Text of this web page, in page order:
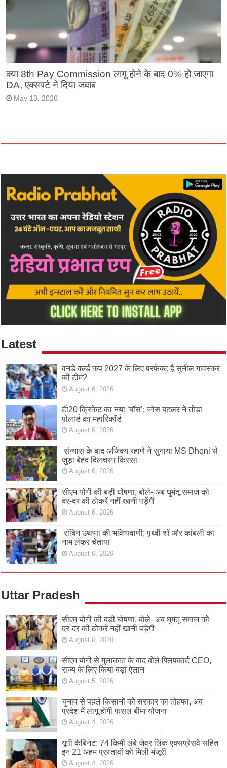
क्या 8th Pay Commission लागू होने के बाद 0% हो जाएगा
DA, एक्सपर्ट ने दिया जवाब
May 13, 2026
Latest
वनडे वर्ल्ड कप 2027 के लिए परफेक्ट है सुनील गावस्कर
की टीम?
August 6, 2026
टी20 क्रिकेट का नया ‘बॉस’: जोस बटलर ने तोड़ा
पोलार्ड का महारिकॉर्ड
August 6, 2026
संन्यास के बाद अजिंक्‍य रहाणे ने सुनाया MS Dhoni से
जुड़ा बेहद दिलचस्प किस्सा
August 6, 2026
सीएम योगी की बड़ी घोषणा, बोले- अब घुमंतू समाज को
दर-दर की ठोकरें नहीं खानी पड़ेंगी
August 6, 2026
रॉबिन उथप्पा की भविष्यवाणी; पृथ्वी शॉ और कांबली का
नाम लेकर चेताया
August 6, 2026
Uttar Pradesh
सीएम योगी की बड़ी घोषणा, बोले- अब घुमंतू समाज को
दर-दर की ठोकरें नहीं खानी पड़ेंगी
August 6, 2026
सीएम योगी से मुलाकात के बाद बोले फ्लिपकार्ट CEO,
राज्य के लिए किया बड़ा ऐलान
August 5, 2026
चुनाव से पहले किसानों को सरकार का तोहफा, अब
प्रदेश में लागू होगी फसल बीमा योजना
August 4, 2026
यूपी कैबिनेट: 74 किमी लंबे जेवर लिंक एक्सप्रेसवे सहित
इन 21 अहम प्रस्तावों को मिली मंजूरी
August 4, 2026